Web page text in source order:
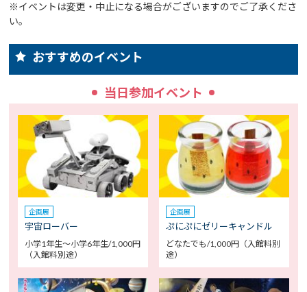
※イベントは変更・中止になる場合がございますのでご了承くださ
い。
おすすめのイベント
当日参加イベント
企画展
宇宙ローバー
小学1年生～小学6年生/1,000円
（入館料別途）
企画展
ぷにぷにゼリーキャンドル
どなたでも/1,000円（入館料別
途）